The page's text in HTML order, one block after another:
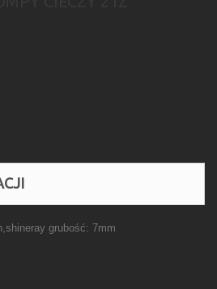
grubość: 7mm